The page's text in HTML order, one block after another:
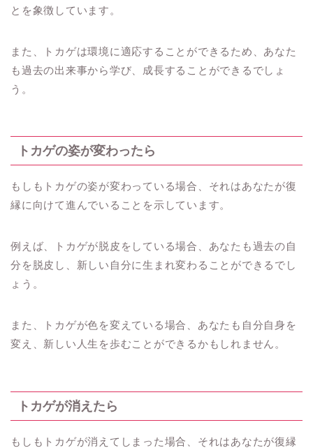
とを象徴しています。
また、トカゲは環境に適応することができるため、あなた
も過去の出来事から学び、成長することができるでしょ
う。
トカゲの姿が変わったら
もしもトカゲの姿が変わっている場合、それはあなたが復
縁に向けて進んでいることを示しています。
例えば、トカゲが脱皮をしている場合、あなたも過去の自
分を脱皮し、新しい自分に生まれ変わることができるでし
ょう。
また、トカゲが色を変えている場合、あなたも自分自身を
変え、新しい人生を歩むことができるかもしれません。
トカゲが消えたら
もしもトカゲが消えてしまった場合、それはあなたが復縁